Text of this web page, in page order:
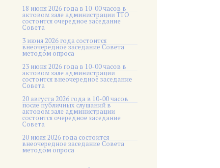
18 июня 2026 года в 10-00 часов в
актовом зале администрации ТГО
состоится очередное заседание
Совета
3 июня 2026 года состоится
внеочередное заседание Совета
методом опроса
23 июня 2026 года в 10-00 часов в
актовом зале администрации
состоится внеочередное заседание
Совета
20 августа 2026 года в 10-00 часов
после публичных слушаний в
актовом зале администрации
состоится очередное заседание
Совета
20 июля 2026 года состоится
внеочередное заседание Совета
методом опроса